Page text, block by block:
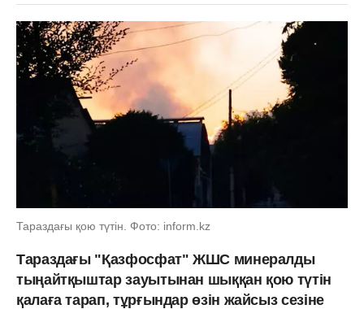
Тараздағы қою түтін. Фото: inform.kz
Тараздағы "Қазфосфат" ЖШС минералды
тыңайтқыштар зауытынан шыққан қою түтін
қалаға тарап, тұрғындар өзін жайсыз сезіне